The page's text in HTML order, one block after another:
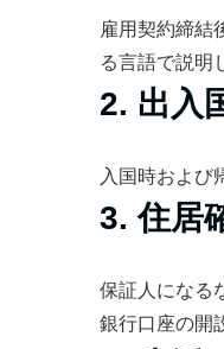
雇用契約締結
る言語で説明
2. 出入
入国時および
3. 住居
保証人になる
銀行口座の開